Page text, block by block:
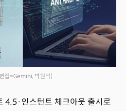
집=Gemini, 박원익)
4.5·인스턴트 체크아웃 출시로